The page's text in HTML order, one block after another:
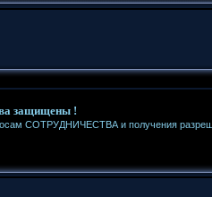
защищены !
СОТРУДНИЧЕСТВА и получения